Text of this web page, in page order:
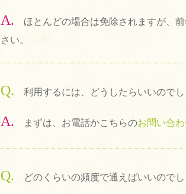
A.
ほとんどの場合は免除されますが、
さい。
Q. 利用するには、どうしたらいいのでし
A. まずは、お電話かこちらのお問い合
Q. どのくらいの頻度で通えばいいのでし